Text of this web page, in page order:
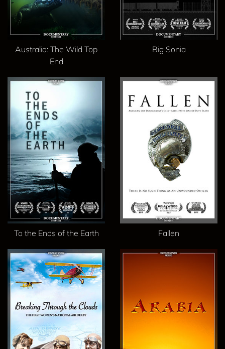
Australia: The Wild Top
End
Big Sonia
To the Ends of the Earth Fallen